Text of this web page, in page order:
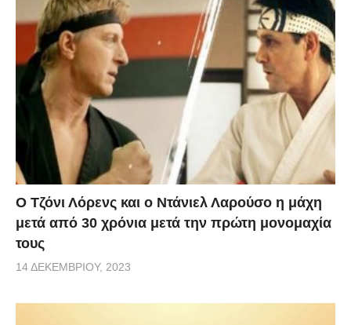
Ο Τζόνι Λόρενς και ο Ντάνιελ Λαρούσο η μάχη
μετά από 30 χρόνια μετά την πρώτη μονομαχία
τους
14 ΔΕΚΕΜΒΡΊΟΥ, 2023